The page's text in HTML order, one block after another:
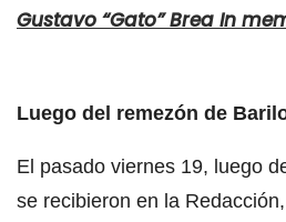
Gustavo “Gato” Brea In
Luego del remezón de
El pasado viernes 19, luego
se recibieron en la Redacción,